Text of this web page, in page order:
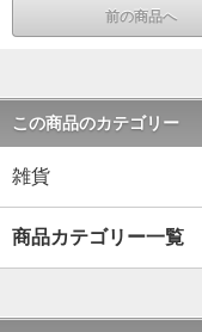
前の商品へ
この商品のカテゴリー
雑貨
商品カテゴリー一覧